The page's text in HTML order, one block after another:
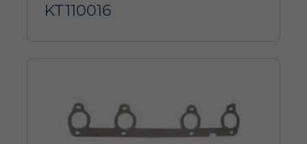
KT110016